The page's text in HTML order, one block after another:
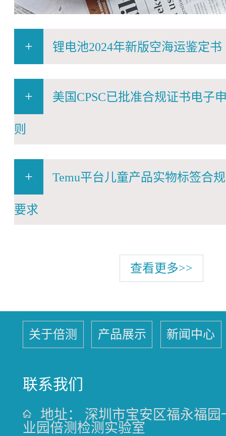
+ 锂电池2024年新版空海运鉴定书
+ 美国CPSC已批准合规证书电子
则
+ Temu平台儿童产品实物标签合
要求
查看更多>>
关于倍测 产品展示 新闻中心
联系我们
地址： 深圳市宝安区福永福园
业园倍测检测实验室